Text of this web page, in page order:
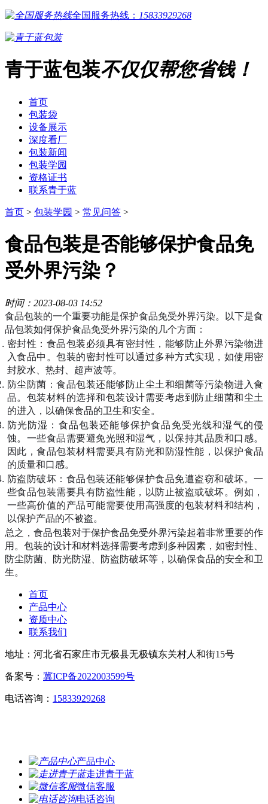
全国服务热线： 15833929268
青于蓝包装不仅仅帮您省钱！
首页
包装袋
设备展示
深度看厂
包装新闻
包装学园
资格证书
联系青于蓝
首页 > 包装学园 > 常见问答 >
食品包装是否能够保护食品免
受外界污染？
时间：2023-08-03 14:52
食品包装的一个重要功能是保护食品免受外界污染。以下是食
品包装如何保护食品免受外界污染的几个方面：
密封性：食品包装必须具有密封性，能够防止外界污染物进
入食品中。包装的密封性可以通过多种方式实现，如使用密
封胶水、热封、超声波等。
防尘防菌：食品包装还能够防止尘土和细菌等污染物进入食
品。包装材料的选择和包装设计需要考虑到防止细菌和尘土
的进入，以确保食品的卫生和安全。
防光防湿：食品包装还能够保护食品免受光线和湿气的侵
蚀。一些食品需要避免光照和湿气，以保持其品质和口感。
因此，食品包装材料需要具有防光和防湿性能，以保护食品
的质量和口感。
防盗防破坏：食品包装还能够保护食品免遭盗窃和破坏。一
些食品包装需要具有防盗性能，以防止被盗或破坏。例如，
一些高价值的产品可能需要使用高强度的包装材料和结构，
以保护产品的不被盗。
总之，食品包装对于保护食品免受外界污染起着非常重要的作
用。包装的设计和材料选择需要考虑到多种因素，如密封性、
防尘防菌、防光防湿、防盗防破坏等，以确保食品的安全和卫
生。
首页
产品中心
资质中心
联系我们
地址：河北省石家庄市无极县无极镇东关村人和街15号
备案号： 冀ICP备2022003599号
电话咨询： 15833929268
产品中心
走进青于蓝
微信客服
电话咨询